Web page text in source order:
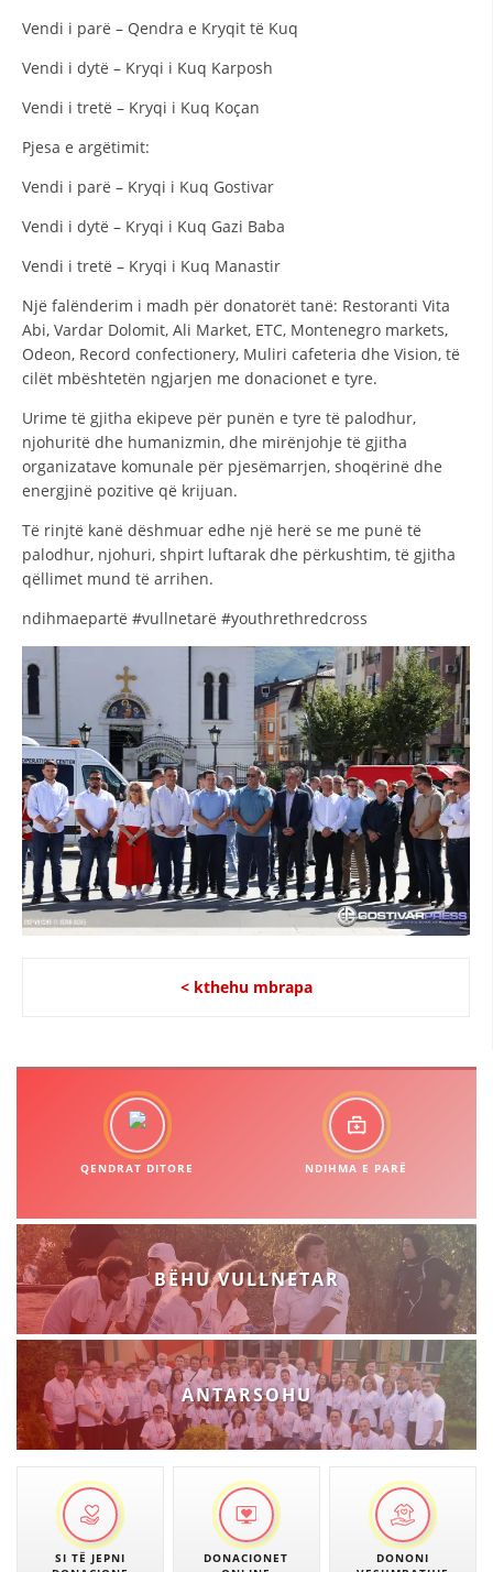
DORACAKË
STRATEGJI
MATERIAL EDUKATIVO INFORMATIV
PRESENTATIONS
Vendi i parë – Qendra e Kryqit të Kuq
Vendi i dytë – Kryqi i Kuq Karposh
Vendi i tretë – Kryqi i Kuq Koçan
Pjesa e argëtimit:
Vendi i parë – Kryqi i Kuq Gostivar
Vendi i dytë – Kryqi i Kuq Gazi Baba
Vendi i tretë – Kryqi i Kuq Manastir
Një falënderim i madh për donatorët tanë: Restoranti Vita
Abi, Vardar Dolomit, Ali Market, ETC, Montenegro markets,
Odeon, Record confectionery, Muliri cafeteria dhe Vision, të
cilët mbështetën ngjarjen me donacionet e tyre.
Urime të gjitha ekipeve për punën e tyre të palodhur,
njohuritë dhe humanizmin, dhe mirënjohje të gjitha
organizatave komunale për pjesëmarrjen, shoqërinë dhe
energjinë pozitive që krijuan.
Të rinjtë kanë dëshmuar edhe një herë se me punë të
palodhur, njohuri, shpirt luftarak dhe përkushtim, të gjitha
qëllimet mund të arrihen.
ndihmaepartë #vullnetarë #youthrethredcross
< kthehu mbrapa
QENDRAT DITORE NDIHMA E PARË
BËHU VULLNETAR
ANTARSOHU
SI TË JEPNI
DONACIONET
DONONI